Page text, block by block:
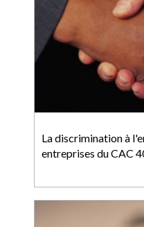
La discrimination à
entreprises du CAC